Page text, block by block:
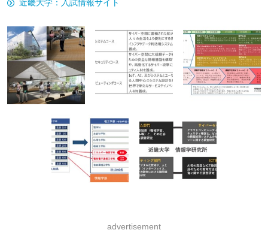
近畿大学：入試情報サイト
advertisement